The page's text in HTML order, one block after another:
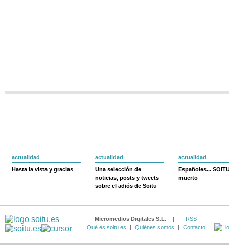
actualidad
Hasta la vista y gracias
actualidad
Una selección de
noticias, posts y tweets
sobre el adiós de Soitu
actualidad
Españoles...
muerto
Micromedios Digitales S.L. |
RSS
Qué es soitu.es
| Quiénes somos | Contacto |